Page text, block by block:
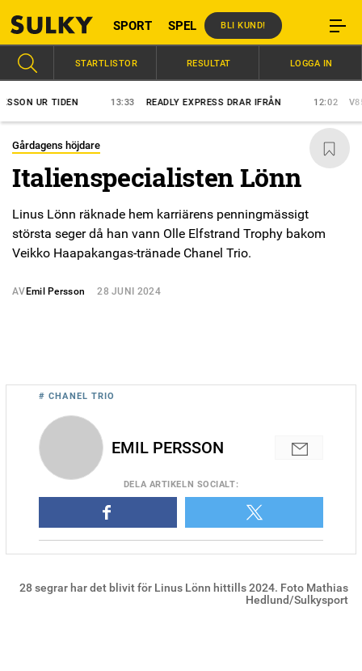
SPORT SPEL BLI KUND!
UR TIDEN 13:33 READLY EXPRESS DRAR IFRÅN 12:02 V85:
STARTLISTOR RESULTAT LOGGA IN
Gårdagens höjdare
Italienspecialisten Lönn
Linus Lönn räknade hem karriärens penningmässigt
största seger då han vann Olle Elfstrand Trophy bakom
Veikko Haapakangas-tränade Chanel Trio.
AV Emil Persson 28 JUNI 2024
28 segrar har det blivit för Linus Lönn hittills 2024. Foto Mathias
Hedlund/Sulkysport
# CHANEL TRIO
EMIL PERSSON
DELA ARTIKELN SOCIALT: